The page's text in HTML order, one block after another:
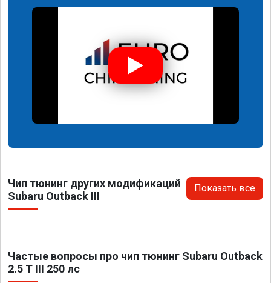
Чип тюнинг других модификаций
Subaru Outback III
Показать все
Частые вопросы про чип тюнинг Subaru Outback
2.5 T III 250 лс